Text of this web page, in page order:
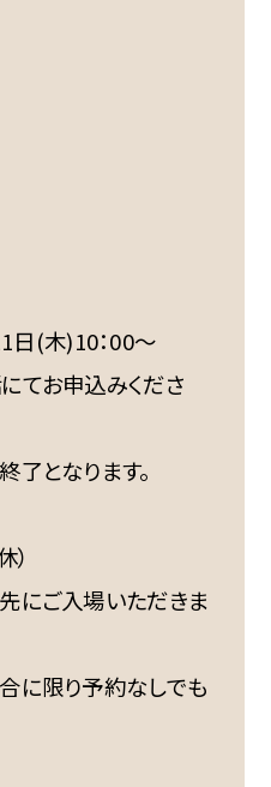
日(木)10：00～
てお申込みくださ
となります。
にご入場いただきま
に限り予約なしでも